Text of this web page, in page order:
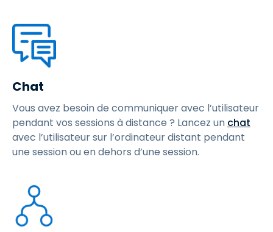
Chat
Vous avez besoin de communiquer avec l’utilisateur
pendant vos sessions à distance ? Lancez un chat
avec l’utilisateur sur l’ordinateur distant pendant
une session ou en dehors d’une session.